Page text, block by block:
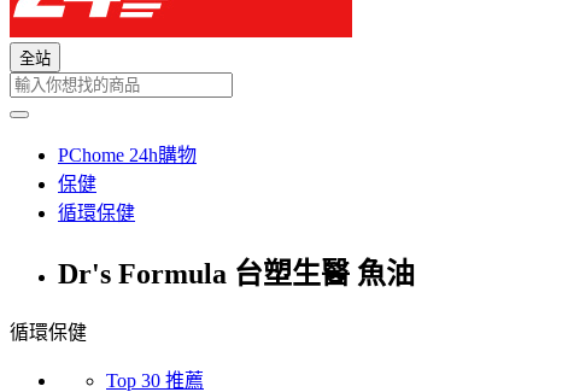
全站
PChome 24h購物
保健
循環保健
Dr's Formula 台塑生醫 魚油
循環保健
Top 30 推薦